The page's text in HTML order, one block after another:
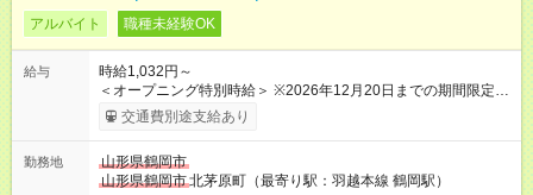
アルバイト 職種未経験OK
給与
時給1,032円～
＜オープニング特別時給＞ ※2026年12月20日までの期間限定特
別時給 8:30～17:00 時給1300円 17:00～22:00 時給1400円
※2026年12月21日～通常時給適用 8:30～17:00 時給1032円
降 25％増し（営業店舗のみ） 【手当】 ※登録販売者資格手当
あり（時給＋30円） ※2026年12月21日～適用 ★下記当社条件
交通費別途支給あり
勤務地
山形県鶴岡市
山形県鶴岡市北茅原町（最寄り駅：羽越本線 鶴岡駅）